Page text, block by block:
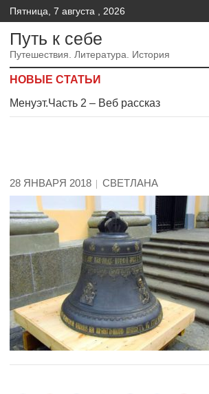
Пятница, 7 августа , 2026
Путь к себе
Путешествия. Литература. История
НОВЫЕ СТАТЬИ
Менуэт.Часть 2 – Веб рассказ
28 ЯНВАРЯ 2018 СВЕТЛАНА